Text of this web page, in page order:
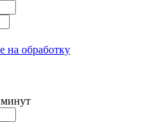
на обработку